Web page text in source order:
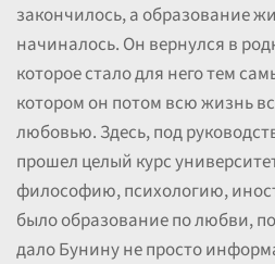
закончилось, а образование
начиналось. Он вернулся в
которое стало для него тем
котором он потом всю жизнь
любовью. Здесь, под
прошел целый курс
философию, психологию,
было образование по любви,
дало Бунину не просто